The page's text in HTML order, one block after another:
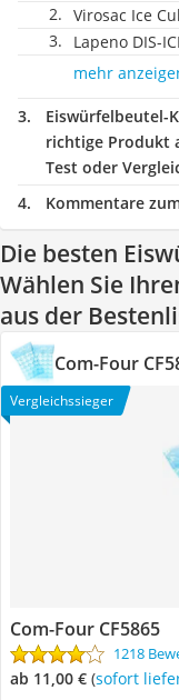
Virosac Ice
Lapeno DIS-
mehr
Eiswürfelbeutel-
richtige Produkt
Test oder
Kommentare
Die besten
Wählen Sie
aus der
Com-Four
Vergleichssieger
Com-Four CF5865
1218
ab 11,00 € ( Sofort